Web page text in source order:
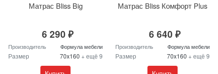
Матрас Bliss Big
6 290 ₽
Производитель Формула мебели
Размер 70x160 + ещё 9
Матрас Bliss Комфорт Plus
6 640 ₽
Производитель Формула мебели
Размер 70x160 + ещё 9